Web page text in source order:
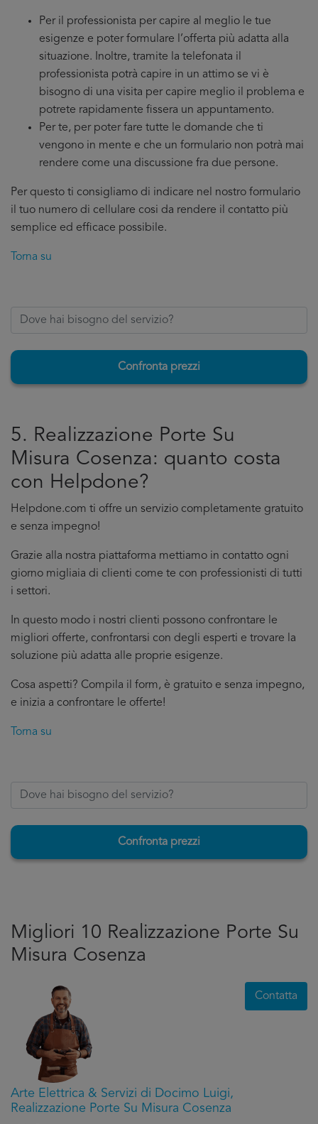
Per il professionista per capire al meglio le tue
esigenze e poter formulare l’offerta più adatta alla
situazione. Inoltre, tramite la telefonata il
professionista potrà capire in un attimo se vi è
bisogno di una visita per capire meglio il problema e
potrete rapidamente fissera un appuntamento.
Per te, per poter fare tutte le domande che ti
vengono in mente e che un formulario non potrà mai
rendere come una discussione fra due persone.
Per questo ti consigliamo di indicare nel nostro formulario
il tuo numero di cellulare cosi da rendere il contatto più
semplice ed efficace possibile.
Torna su
Confronta prezzi
5. Realizzazione Porte Su
Misura Cosenza: quanto costa
con Helpdone?
Helpdone.com ti offre un servizio completamente gratuito
e senza impegno!
Grazie alla nostra piattaforma mettiamo in contatto ogni
giorno migliaia di clienti come te con professionisti di tutti
i settori.
In questo modo i nostri clienti possono confrontare le
migliori offerte, confrontarsi con degli esperti e trovare la
soluzione più adatta alle proprie esigenze.
Cosa aspetti? Compila il form, è gratuito e senza impegno,
e inizia a confrontare le offerte!
Torna su
Confronta prezzi
Migliori 10 Realizzazione Porte Su
Misura Cosenza
Arte Elettrica & Servizi di Docimo Luigi,
Realizzazione Porte Su Misura Cosenza
Contatta